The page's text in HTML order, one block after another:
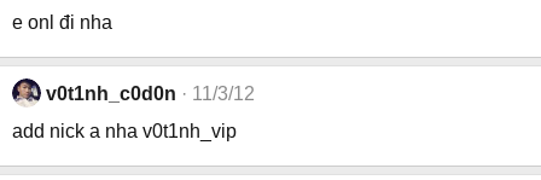
e onl đi nha
v0t1nh_c0d0n
11/3/12
add nick a nha v0t1nh_vip